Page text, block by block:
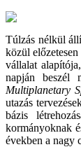
Túlzás nélkül
közül
vállalat
napján beszél
Multiplanetary
utazás
bázis
kormányoknak
években a nagy